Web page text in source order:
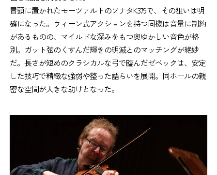
冒頭に置かれたモーツァルトのソナタK379で、その狙いは明
確になった。ウィーン式アクションを持つ同機は音量に制約
があるものの、マイルドな深みをもつ奥ゆかしい音色が格
別。ガット弦のくすんだ輝きの明滅とのマッチングが絶妙
だ。長さが短めのクラシカルな弓で臨んだゼペックは、安定
した技巧で精緻な強弱や整った語らいを展開。同ホールの親
密な空間が大きな助けとなった。